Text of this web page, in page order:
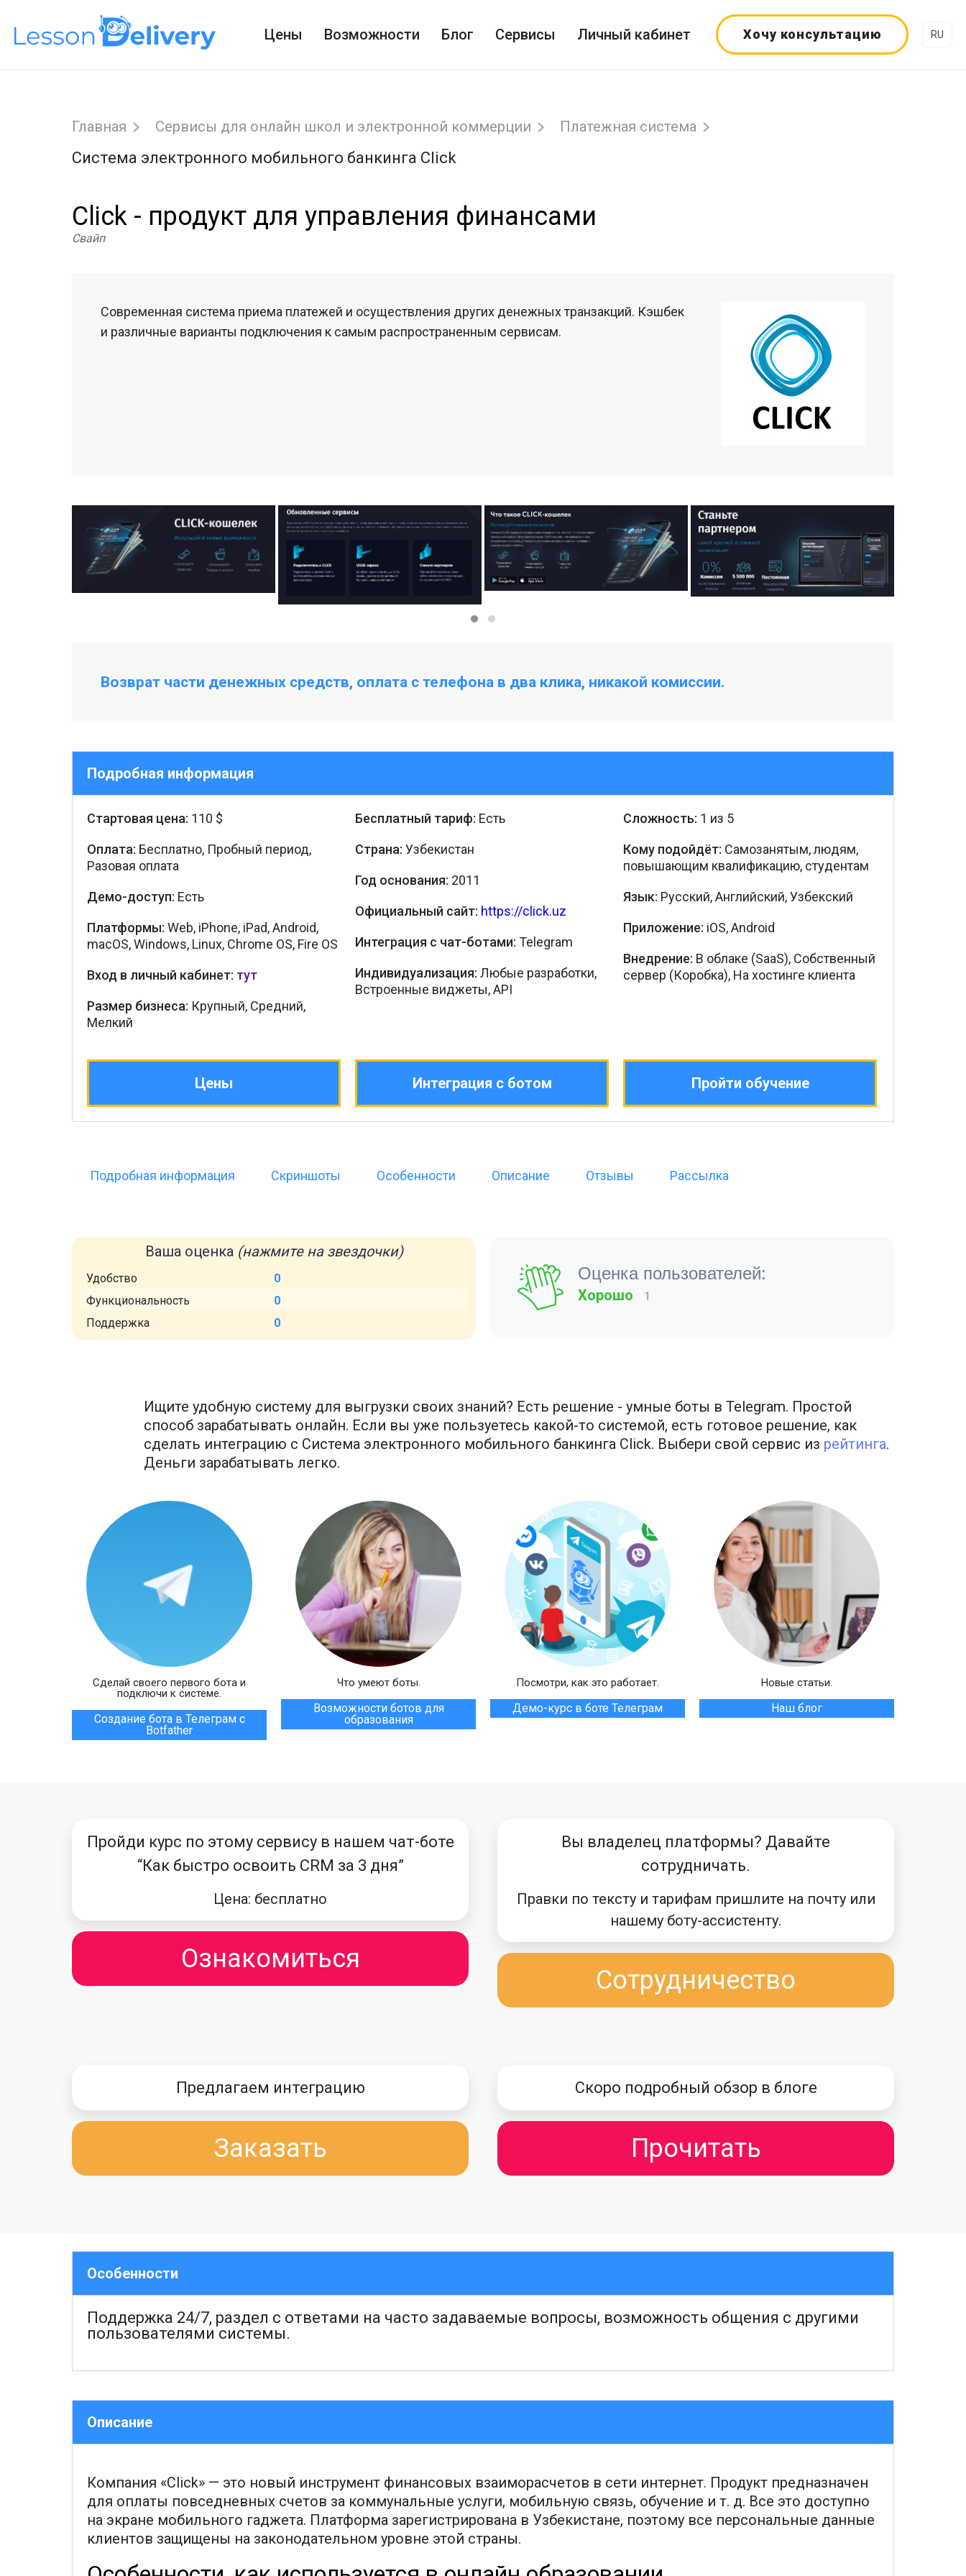
Цены Возможности Блог Сервисы Личный кабинет Хочу консультацию RU
Главная Сервисы для онлайн школ и электронной коммерции Платежная система
Система электронного мобильного банкинга Click
Click - продукт для управления финансами
Свайп
Современная система приема платежей и осуществления других денежных транзакций. Кэшбек
и различные варианты подключения к самым распространенным сервисам.
Возврат части денежных средств, оплата с телефона в два клика, никакой комиссии.
Подробная информация
Стартовая цена: 110 $
Оплата: Бесплатно, Пробный период,
Разовая оплата
Демо-доступ: Есть
Платформы: Web, iPhone, iPad, Android,
macOS, Windows, Linux, Chrome OS, Fire OS
Вход в личный кабинет: тут
Размер бизнеса: Крупный, Средний,
Мелкий
Бесплатный тариф: Есть
Страна: Узбекистан
Год основания: 2011
Официальный сайт: https://click.uz
Интеграция с чат-ботами: Telegram
Индивидуализация: Любые разработки,
Встроенные виджеты, API
Сложность: 1 из 5
Кому подойдёт: Самозанятым, людям,
повышающим квалификацию, студентам
Язык: Русский, Английский, Узбекский
Приложение: iOS, Android
Внедрение: В облаке (SaaS), Собственный
сервер (Коробка), На хостинге клиента
Цены Интеграция с ботом Пройти обучение
Подробная информация Скриншоты Особенности Описание Отзывы Рассылка
Ваша оценка (нажмите на звездочки)
Удобство
0
Функциональность
0
Поддержка
0
Оценка пользователей:
Хорошо 1
Ищите удобную систему для выгрузки своих знаний? Есть решение - умные боты в Telegram. Простой
способ зарабатывать онлайн. Если вы уже пользуетесь какой-то системой, есть готовое решение, как
сделать интеграцию с Система электронного мобильного банкинга Click. Выбери свой сервис из рейтинга.
Деньги зарабатывать легко.
Сделай своего первого бота и
подключи к системе.
Создание бота в Телеграм с
Botfather
Что умеют боты.
Возможности ботов для
образования
Посмотри, как это работает.
Демо-курс в боте Телеграм
Новые статьи.
Наш блог
Пройди курс по этому сервису в нашем чат-боте
“Как быстро освоить CRM за 3 дня”
Цена: бесплатно
Ознакомиться
Вы владелец платформы? Давайте
сотрудничать.
Правки по тексту и тарифам пришлите на почту или
нашему боту-ассистенту.
Сотрудничество
Предлагаем интеграцию
Заказать
Скоро подробный обзор в блоге
Прочитать
Особенности
Поддержка 24/7, раздел с ответами на часто задаваемые вопросы, возможность общения с другими
пользователями системы.
Описание
Компания «Click» — это новый инструмент финансовых взаиморасчетов в сети интернет. Продукт предназначен
для оплаты повседневных счетов за коммунальные услуги, мобильную связь, обучение и т. д. Все это доступно
на экране мобильного гаджета. Платформа зарегистрирована в Узбекистане, поэтому все персональные данные
клиентов защищены на законодательном уровне этой страны.